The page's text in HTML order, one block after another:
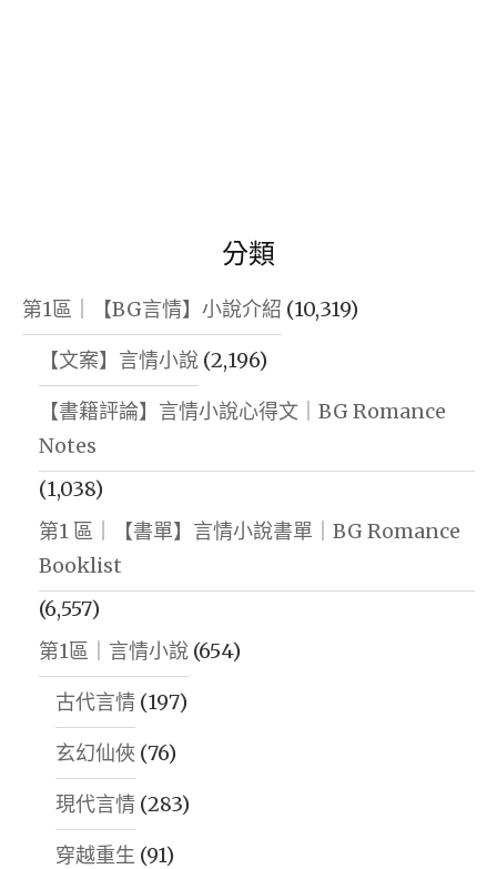
分類
第1區｜【BG言情】小說介紹 (10,319)
【文案】言情小說 (2,196)
【書籍評論】言情小說心得文｜BG Romance
Notes
(1,038)
第1 區｜【書單】言情小說書單｜BG Romance
Booklist
(6,557)
第1區｜言情小說 (654)
古代言情 (197)
玄幻仙俠 (76)
現代言情 (283)
穿越重生 (91)